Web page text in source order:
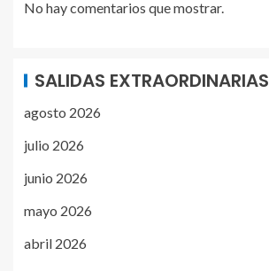
No hay comentarios que mostrar.
SALIDAS EXTRAORDINARIAS
agosto 2026
julio 2026
junio 2026
mayo 2026
abril 2026